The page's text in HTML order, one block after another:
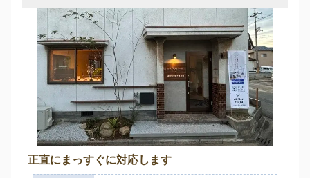
正直にまっすぐに対応します